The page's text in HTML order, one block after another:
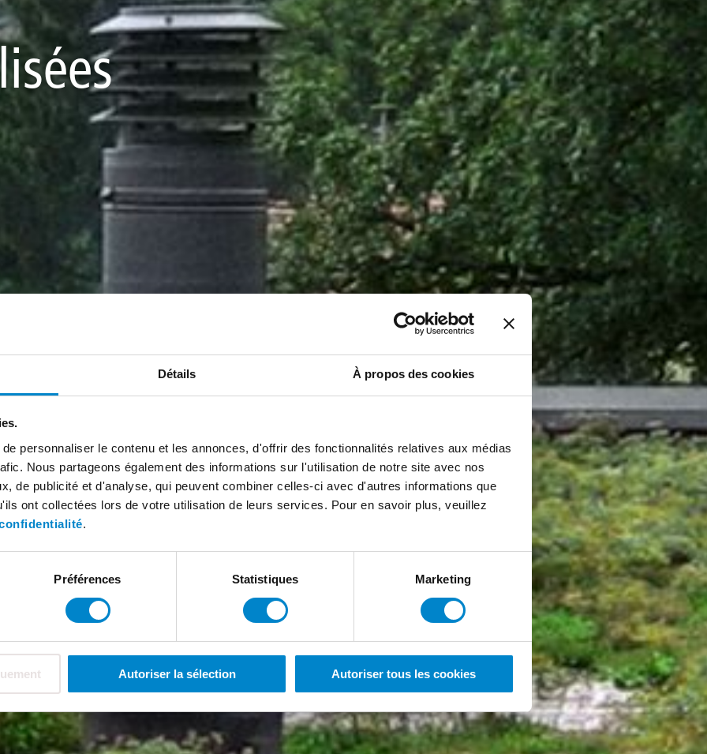
Détails À propos des cookies
personnaliser le contenu et les annonces, d'offrir des fonctionnalités relatives aux médias
Nous partageons également des informations sur l'utilisation de notre site avec nos
de publicité et d'analyse, qui peuvent combiner celles-ci avec d'autres informations que
ont collectées lors de votre utilisation de leurs services. Pour en savoir plus, veuillez
.
Préférences Statistiques Marketing
Autoriser la sélection Autoriser tous les cookies